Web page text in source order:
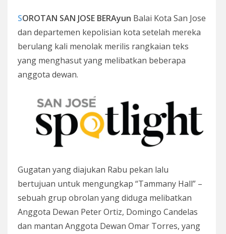
SOROTAN SAN JOSE BERAyun Balai Kota San Jose
dan departemen kepolisian kota setelah mereka
berulang kali menolak merilis rangkaian teks
yang menghasut yang melibatkan beberapa
anggota dewan.
Gugatan yang diajukan Rabu pekan lalu
bertujuan untuk mengungkap “Tammany Hall” –
sebuah grup obrolan yang diduga melibatkan
Anggota Dewan Peter Ortiz, Domingo Candelas
dan mantan Anggota Dewan Omar Torres, yang